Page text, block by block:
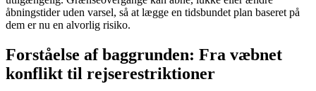
åbningstider uden varsel, så at lægge en tidsbundet plan baseret på
dem er nu en alvorlig risiko.
Forståelse af baggrunden: Fra væbnet
konflikt til rejserestriktioner